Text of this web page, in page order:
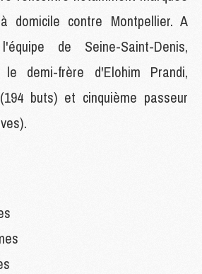
domicile contre Montpellier. A
de Seine-Saint-Denis,
le demi-frère d'Elohim Prandi,
buts) et cinquième passeur